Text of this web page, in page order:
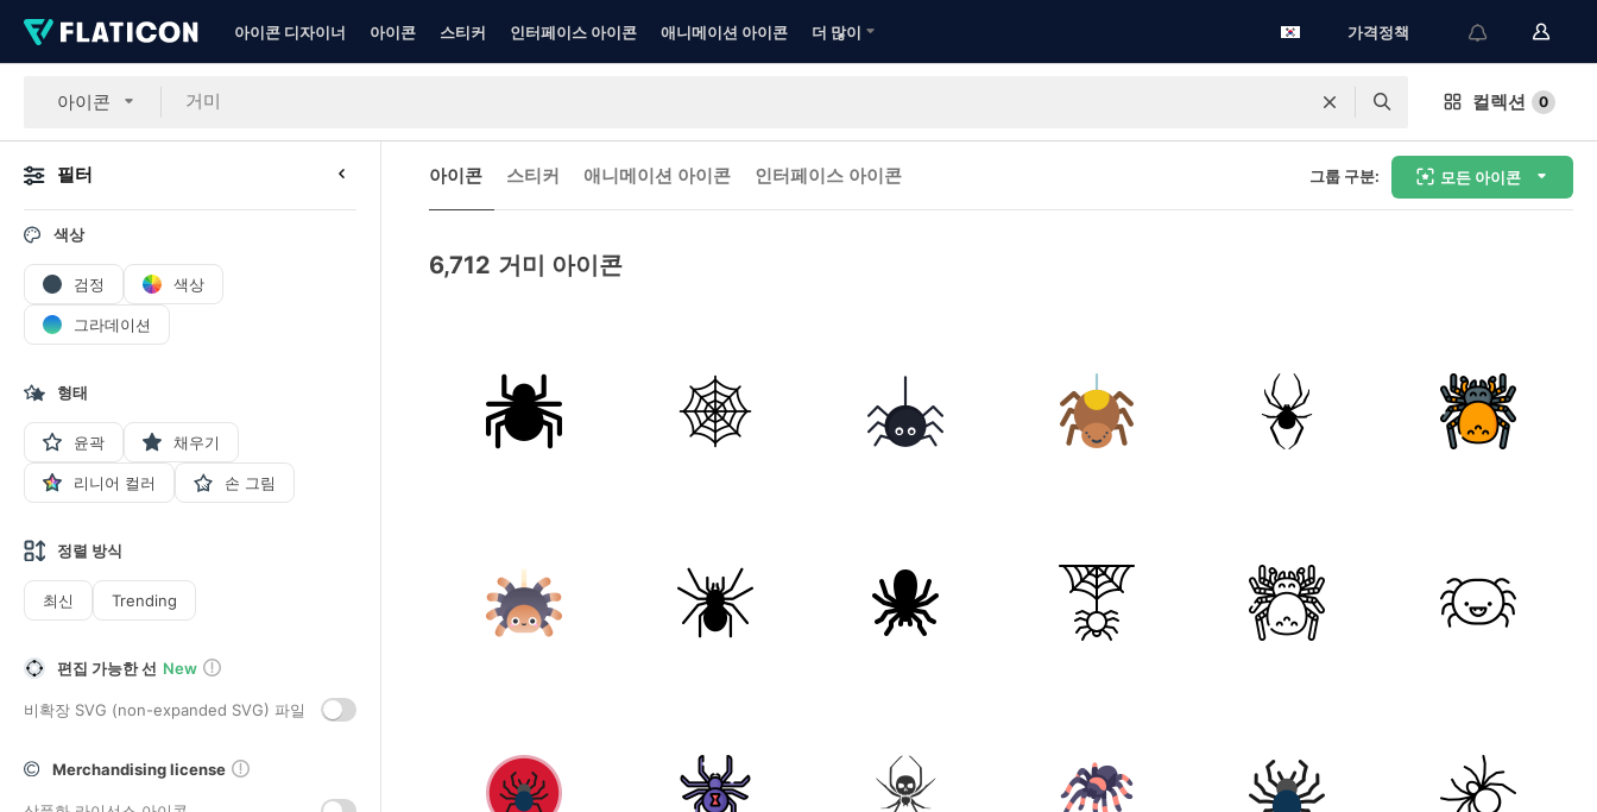
아이콘 디자이너 아이콘 스티커 인터페이스 아이콘 애니메이션 아이콘 더 많이 가격정책
아이콘 컬렉션 0
필터
색상
검정 색상
그라데이션
형태
윤곽 채우기
리니어 컬러 손 그림
정렬 방식
최신 Trending
편집 가능한 선 New
비확장 SVG (non-expanded SVG) 파일
Merchandising license
아이콘 스티커 애니메이션 아이콘 인터페이스 아이콘 그룹 구분: 모든 아이콘
6,712 거미 아이콘